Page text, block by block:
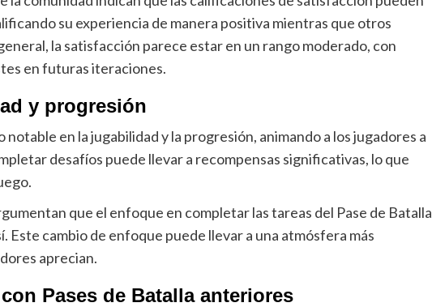
su experiencia de manera positiva mientras que otros
la satisfacción parece estar en un rango moderado, con
en futuras iteraciones.
y progresión
notable en la jugabilidad y la progresión, animando a los jugadores a
desafíos puede llevar a recompensas significativas, lo que
que el enfoque en completar las tareas del Pase de Batalla
Este cambio de enfoque puede llevar a una atmósfera más
aprecian.
Pases de Batalla anteriores